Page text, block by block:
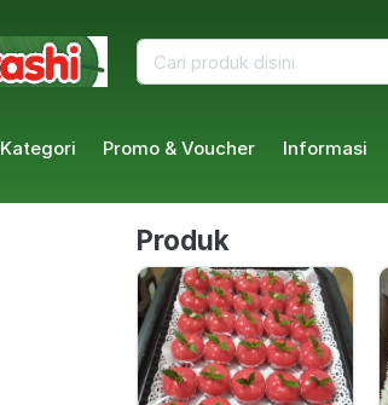
Kategori Promo & Voucher Informasi
Produk